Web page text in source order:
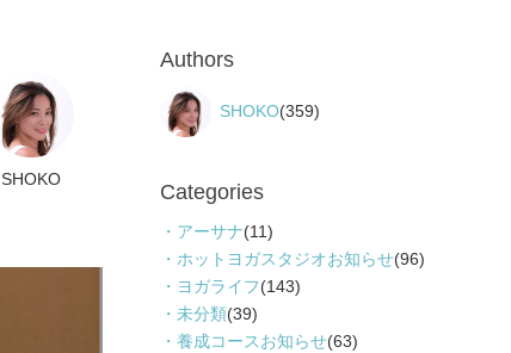
SHOKO
Authors
SHOKO(359)
Categories
アーサナ(11)
ホットヨガスタジオお知らせ(96)
ヨガライフ(143)
未分類(39)
養成コースお知らせ(63)